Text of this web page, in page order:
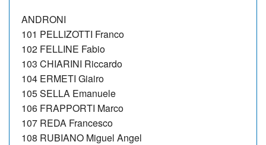
ANDRONI
101 PELLIZOTTI Franco
102 FELLINE Fabio
103 CHIARINI Riccardo
104 ERMETI Giairo
105 SELLA Emanuele
106 FRAPPORTI Marco
107 REDA Francesco
108 RUBIANO Miguel Angel